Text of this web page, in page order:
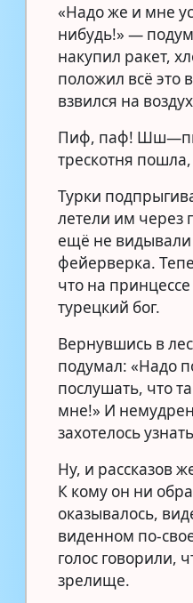
«Надо же и мне
нибудь!» —
накупил ракет,
положил всё это
взвился на
Пиф, паф!
трескотня
Турки
летели им через
ещё не видывали
фейерверка.
что на
турецкий бог.
Вернувшись в
подумал: «Надо
послушать, что
мне!» И
захотелось
Ну, и рассказов
К кому он ни
оказывалось,
виденном по-
голос говорили,
зрелище.